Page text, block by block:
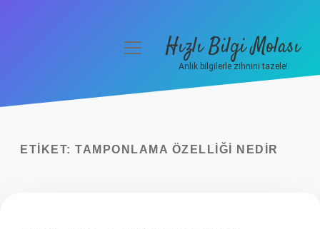
Yasal Uyarı
menüyüHızlı Bilgi Molası
Anlık bilgilerle zihnini tazele!
ETIKET: TAMPONLAMA ÖZELLIĞI NEDIR